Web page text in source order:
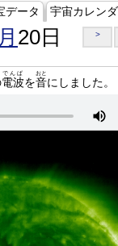
データ 宇宙カレン
20日 >
電波
でんぱ
を音
おと
にしました。